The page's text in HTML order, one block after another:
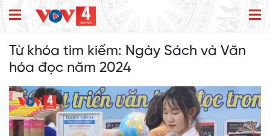
Từ khóa tìm kiếm: Ngày Sách và Văn
hóa đọc năm 2024